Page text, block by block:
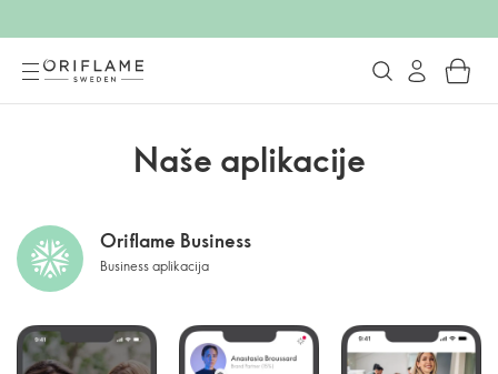
Naše aplikacije
Oriflame Business
Business aplikacija